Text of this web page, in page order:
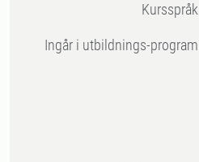
Kursspråk
Ingår i utbildnings-program